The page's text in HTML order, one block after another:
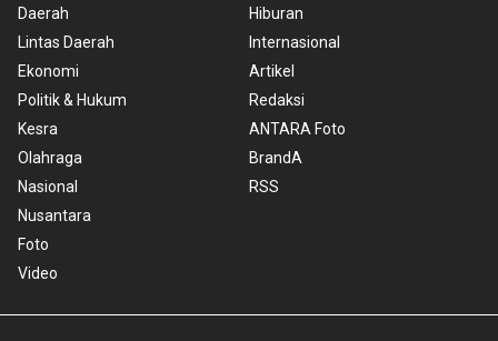
Daerah
Lintas Daerah
Ekonomi
Politik & Hukum
Kesra
Olahraga
Nasional
Nusantara
Foto
Video
Hiburan
Internasional
Artikel
Redaksi
ANTARA Foto
BrandA
RSS